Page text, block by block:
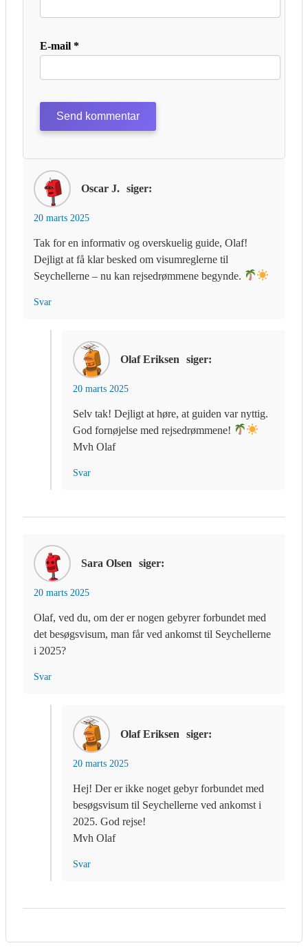
Oscar J. siger:
20 marts 2025
Tak for en informativ og overskuelig guide, Olaf!
Dejligt at få klar besked om visumreglerne til
Seychellerne – nu kan rejsedrømmene begynde.
Svar
Olaf Eriksen siger:
20 marts 2025
Selv tak! Dejligt at høre, at guiden var nyttig.
God fornøjelse med rejsedrømmene!
Mvh Olaf
Svar
Sara Olsen siger:
20 marts 2025
Olaf, ved du, om der er nogen gebyrer forbundet med
det besøgsvisum, man får ved ankomst til Seychellerne
i 2025?
Svar
Olaf Eriksen siger:
20 marts 2025
Hej! Der er ikke noget gebyr forbundet med
besøgsvisum til Seychellerne ved ankomst i
2025. God rejse!
Mvh Olaf
Svar
E-mail *